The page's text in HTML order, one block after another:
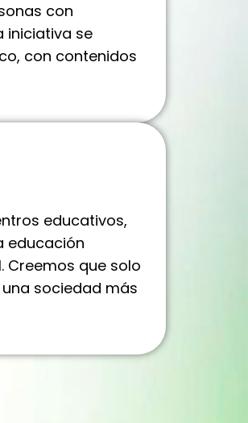
con
iniciativa se
con contenidos
educativos,
educación
Creemos que solo
sociedad más